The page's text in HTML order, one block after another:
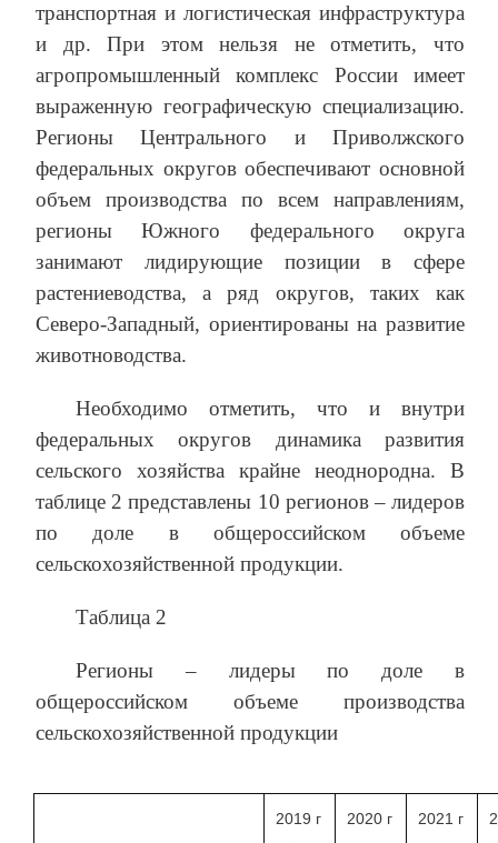
транспортная и логистическая инфраструктура
и др. При этом нельзя не отметить, что
агропромышленный комплекс России имеет
выраженную географическую специализацию.
Регионы Центрального и Приволжского
федеральных округов обеспечивают основной
объем производства по всем направлениям,
регионы Южного федерального округа
занимают лидирующие позиции в сфере
растениеводства, а ряд округов, таких как
Северо-Западный, ориентированы на развитие
животноводства.
Необходимо отметить, что и внутри
федеральных округов динамика развития
сельского хозяйства крайне неоднородна. В
таблице 2 представлены 10 регионов – лидеров
по доле в общероссийском объеме
сельскохозяйственной продукции.
Таблица 2
Регионы – лидеры по доле в
общероссийском объеме производства
сельскохозяйственной продукции
2019 г
2020 г
2021 г